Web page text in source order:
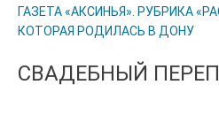
ГАЗЕТА «АКСИНЬЯ». РУБРИКА
КОТОРАЯ РОДИЛАСЬ В ДОНУ
СВАДЕБНЫЙ